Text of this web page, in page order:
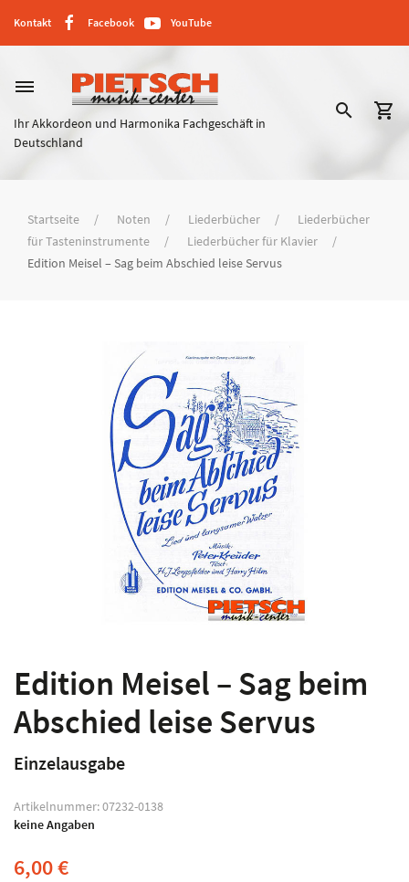
Kontakt Facebook YouTube
dehaze
Ihr Akkordeon und Harmonika Fachgeschäft in
Deutschland
search shopping_cart
Startseite Noten Liederbücher
Liederbücher
für Tasteninstrumente
Liederbücher für Klavier
Edition Meisel – Sag beim Abschied leise Servus
Edition Meisel – Sag beim
Abschied leise Servus
Einzelausgabe
Artikelnummer:07232-0138
keine Angaben
6,00€